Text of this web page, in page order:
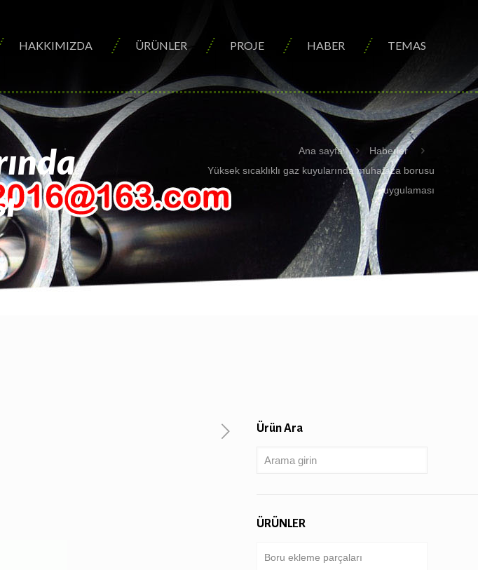
HAKKIMIZDA ÜRÜNLER PROJE HABER TEMAS
Ana sayfa
Haberler
Yüksek sıcaklıklı gaz kuyularında muhafaza borusu
uygulaması
Ürün Ara
ÜRÜNLER
Boru ekleme parçaları